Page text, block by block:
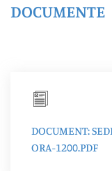
DOCUMENTE
DOCUMENT:
ORA-1200.PDF